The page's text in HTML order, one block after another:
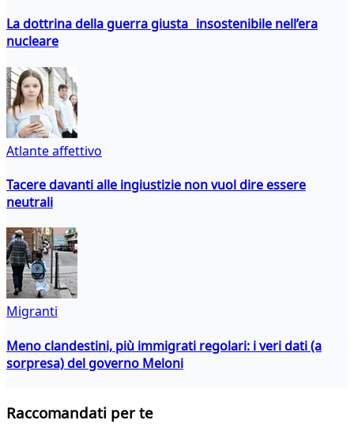
La dottrina della guerra giusta insostenibile nell’era
nucleare
Atlante affettivo
Tacere davanti alle ingiustizie non vuol dire essere
neutrali
Migranti
Meno clandestini, più immigrati regolari: i veri dati (a
sorpresa) del governo Meloni
Raccomandati per te